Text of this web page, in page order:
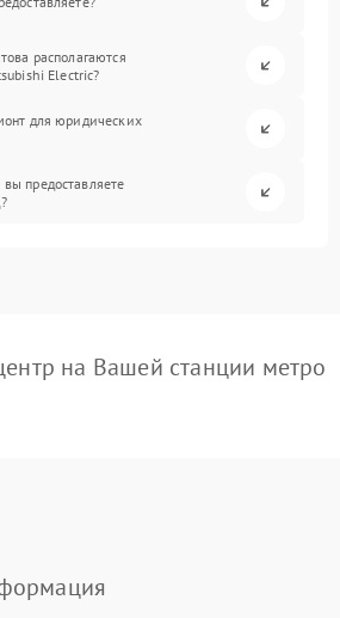
располагаются
Electric?
для юридических
предоставляете
на Вашей станции метро